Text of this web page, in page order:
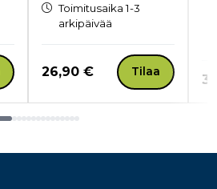
Toimitusaika 1-3
arkipäivää
Hinta nyt
26,90 € Tilaa